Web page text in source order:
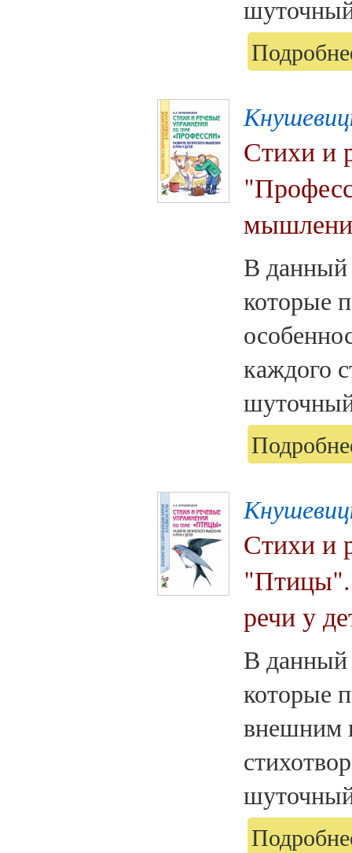
Стихи и
В данный
которые
каждого
Стихи и
"Птицы".
речи у
В данный
которые
внешним